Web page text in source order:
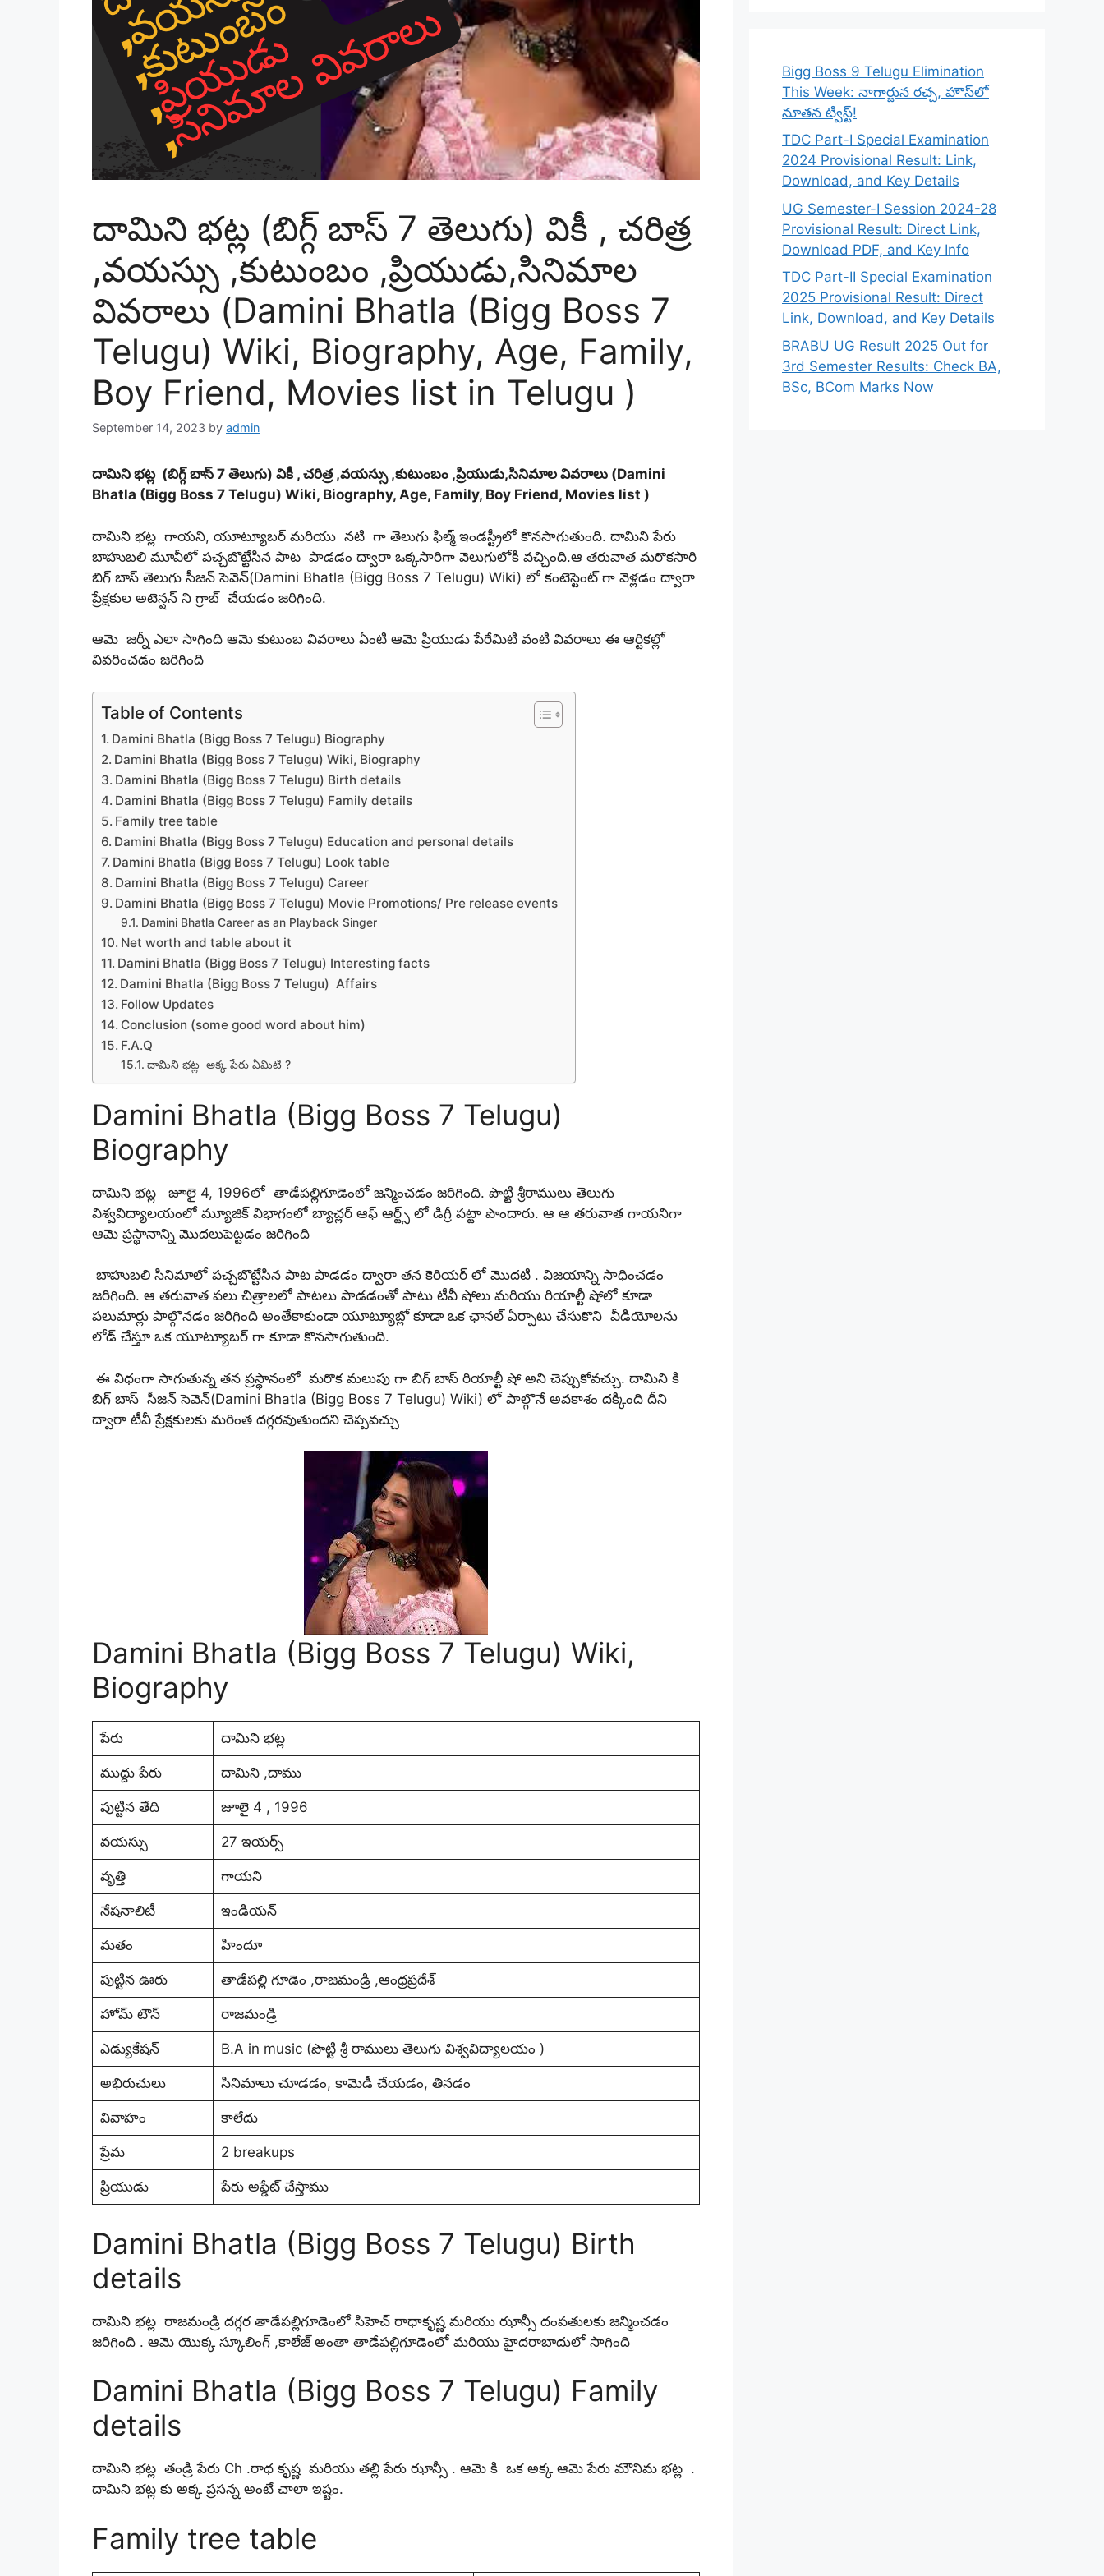
దామిని భట్ల (బిగ్గ్ బాస్ 7 తెలుగు) వికీ , చరిత్ర
,వయస్సు ,కుటుంబం ,ప్రియుడు,సినిమాల
వివరాలు (Damini Bhatla (Bigg Boss 7
Telugu) Wiki, Biography, Age, Family,
Boy Friend, Movies list in Telugu )
September 14, 2023 by admin
దామిని భట్ల (బిగ్గ్ బాస్ 7 తెలుగు) వికీ , చరిత్ర ,వయస్సు ,కుటుంబం ,ప్రియుడు,సినిమాల వివరాలు (Damini
Bhatla (Bigg Boss 7 Telugu) Wiki, Biography, Age, Family, Boy Friend, Movies list )
దామిని భట్ల గాయని, యూట్యూబర్ మరియు నటి గా తెలుగు ఫిల్మ్ ఇండస్ట్రీలో కొనసాగుతుంది. దామిని పేరు
బాహుబలి మూవీలో పచ్చబొట్టేసిన పాట పాడడం ద్వారా ఒక్కసారిగా వెలుగులోకి వచ్చింది.ఆ తరువాత మరొకసారి
బిగ్ బాస్ తెలుగు సీజన్ సెవెన్(Damini Bhatla (Bigg Boss 7 Telugu) Wiki) లో కంటెస్టెంట్ గా వెళ్లడం ద్వారా
ప్రేక్షకుల అటెన్షన్ ని గ్రాబ్ చేయడం జరిగింది.
ఆమె జర్నీ ఎలా సాగింది ఆమె కుటుంబ వివరాలు ఏంటి ఆమె ప్రియుడు పేరేమిటి వంటి వివరాలు ఈ ఆర్టికల్లో
వివరించడం జరిగింది
Table of Contents
Damini Bhatla (Bigg Boss 7 Telugu) Biography
Damini Bhatla (Bigg Boss 7 Telugu) Wiki, Biography
Damini Bhatla (Bigg Boss 7 Telugu) Birth details
Damini Bhatla (Bigg Boss 7 Telugu) Family details
Family tree table
Damini Bhatla (Bigg Boss 7 Telugu) Education and personal details
Damini Bhatla (Bigg Boss 7 Telugu) Look table
Damini Bhatla (Bigg Boss 7 Telugu) Career
Damini Bhatla (Bigg Boss 7 Telugu) Movie Promotions/ Pre release events
Damini Bhatla Career as an Playback Singer
Net worth and table about it
Damini Bhatla (Bigg Boss 7 Telugu) Interesting facts
Damini Bhatla (Bigg Boss 7 Telugu) Affairs
Follow Updates
Conclusion (some good word about him)
F.A.Q
దామిని భట్ల అక్క పేరు ఏమిటి ?
Damini Bhatla (Bigg Boss 7 Telugu)
Biography
దామిని భట్ల జూలై 4, 1996లో తాడేపల్లిగూడెంలో జన్మించడం జరిగింది. పొట్టి శ్రీరాములు తెలుగు
విశ్వవిద్యాలయంలో మ్యూజిక్ విభాగంలో బ్యాచ్లర్ ఆఫ్ ఆర్ట్స్ లో డిగ్రీ పట్టా పొందారు. ఆ ఆ తరువాత గాయనిగా
ఆమె ప్రస్థానాన్ని మొదలుపెట్టడం జరిగింది
బాహుబలి సినిమాలో పచ్చబొట్టేసిన పాట పాడడం ద్వారా తన కెరియర్ లో మొదటి . విజయాన్ని సాధించడం
జరిగింది. ఆ తరువాత పలు చిత్రాలలో పాటలు పాడడంతో పాటు టీవీ షోలు మరియు రియాల్టీ షోలో కూడా
పలుమార్లు పాల్గొనడం జరిగింది అంతేకాకుండా యూట్యూబ్లో కూడా ఒక ఛానల్ ఏర్పాటు చేసుకొని వీడియోలను
లోడ్ చేస్తూ ఒక యూట్యూబర్ గా కూడా కొనసాగుతుంది.
ఈ విధంగా సాగుతున్న తన ప్రస్థానంలో మరొక మలుపు గా బిగ్ బాస్ రియాల్టీ షో అని చెప్పుకోవచ్చు. దామిని కి
బిగ్ బాస్ సీజన్ సెవెన్(Damini Bhatla (Bigg Boss 7 Telugu) Wiki) లో పాల్గొనే అవకాశం దక్కింది దీని
ద్వారా టీవీ ప్రేక్షకులకు మరింత దగ్గరవుతుందని చెప్పవచ్చు
Damini Bhatla (Bigg Boss 7 Telugu) Wiki,
Biography
పేరు దామిని భట్ల
ముద్దు పేరు దామిని ,దాము
పుట్టిన తేది జూలై 4 , 1996
వయస్సు 27 ఇయర్స్
వృత్తి గాయని
నేషనాలిటీ ఇండియన్
మతం హిందూ
పుట్టిన ఊరు తాడేపల్లి గూడెం ,రాజమండ్రి ,ఆంధ్రప్రదేశ్
హోమ్ టౌన్ రాజమండ్రి
ఎడ్యుకేషన్ B.A in music (పొట్టి శ్రీ రాములు తెలుగు విశ్వవిద్యాలయం )
అభిరుచులు సినిమాలు చూడడం, కామెడీ చేయడం, తినడం
వివాహం కాలేదు
ప్రేమ 2 breakups
ప్రియుడు పేరు అప్డేట్ చేస్తాము
Damini Bhatla (Bigg Boss 7 Telugu) Birth
details
దామిని భట్ల రాజమండ్రి దగ్గర తాడేపల్లిగూడెంలో సిహెచ్ రాధాకృష్ణ మరియు ఝాన్సీ దంపతులకు జన్మించడం
జరిగింది . ఆమె యొక్క స్కూలింగ్ ,కాలేజ్ అంతా తాడేపల్లిగూడెంలో మరియు హైదరాబాదులో సాగింది
Damini Bhatla (Bigg Boss 7 Telugu) Family
details
దామిని భట్ల తండ్రి పేరు Ch .రాధ కృష్ణ మరియు తల్లి పేరు ఝాన్సీ . ఆమె కి ఒక అక్క ఆమె పేరు మౌనిమ భట్ల .
దామిని భట్ల కు అక్క ప్రసన్న అంటే చాలా ఇష్టం.
Family tree table
Bigg Boss 9 Telugu Elimination
This Week: నాగార్జున రచ్చ, హౌస్‌లో
నూతన ట్విస్ట్!
TDC Part-I Special Examination
2024 Provisional Result: Link,
Download, and Key Details
UG Semester-I Session 2024-28
Provisional Result: Direct Link,
Download PDF, and Key Info
TDC Part-II Special Examination
2025 Provisional Result: Direct
Link, Download, and Key Details
BRABU UG Result 2025 Out for
3rd Semester Results: Check BA,
BSc, BCom Marks Now